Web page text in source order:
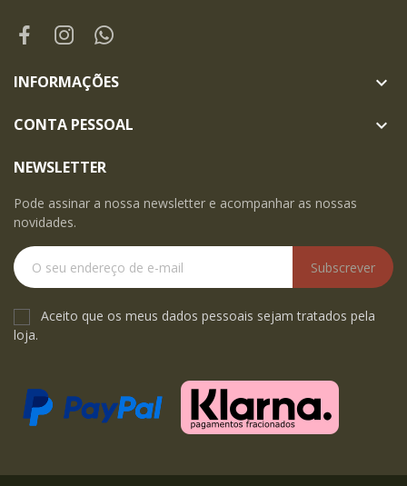
INFORMAÇÕES 
CONTA PESSOAL 
NEWSLETTER
Pode assinar a nossa newsletter e acompanhar as nossas
novidades.
Subscrever
Aceito que os meus dados pessoais sejam tratados pela
loja.